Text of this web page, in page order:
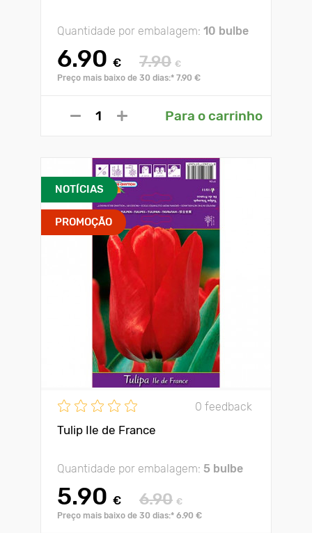
Quantidade por embalagem: 10 bulbe
6.90 € 7.90 €
Preço mais baixo de 30 dias:* 7.90 €
Para o carrinho
NOTÍCIAS
PROMOÇÃO
0 feedback
Tulip Ile de France
Quantidade por embalagem: 5 bulbe
5.90 € 6.90 €
Preço mais baixo de 30 dias:* 6.90 €